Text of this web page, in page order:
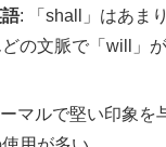
: 「shall」はあま
の文脈で「will」
マルで堅い印象を